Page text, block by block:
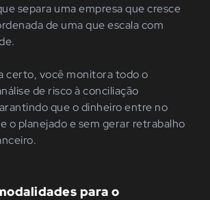
separa uma empresa que cresce
de uma que escala com
certo, você monitora todo o
de risco à conciliação
que o dinheiro entre no
o planejado e sem gerar retrabalho
para o